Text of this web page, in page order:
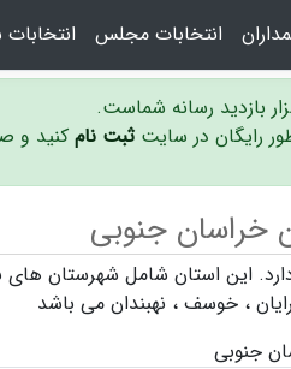
انتخابات مجلس
بازدید رسانه شماست.
رایگان در سایت ثبت نامکنید و
خراسان جنوبی
، خوسف ، نهبندان می باشد
جنوبی